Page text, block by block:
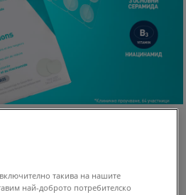
такива на нашите
най-доброто потребителско